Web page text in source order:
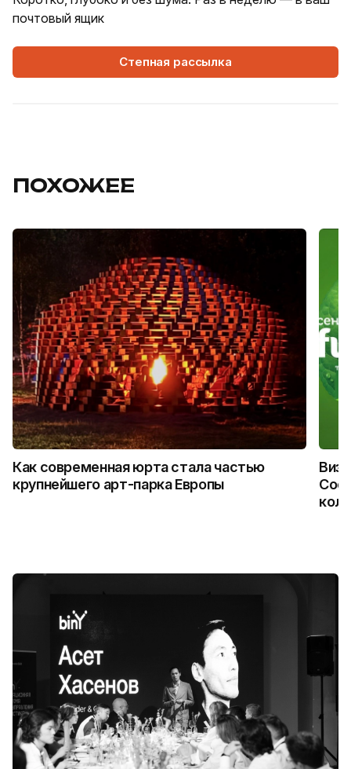
почтовый ящик
Степная рассылка
ПОХОЖЕЕ
Как современная юрта стала частью
крупнейшего арт-парка Европы